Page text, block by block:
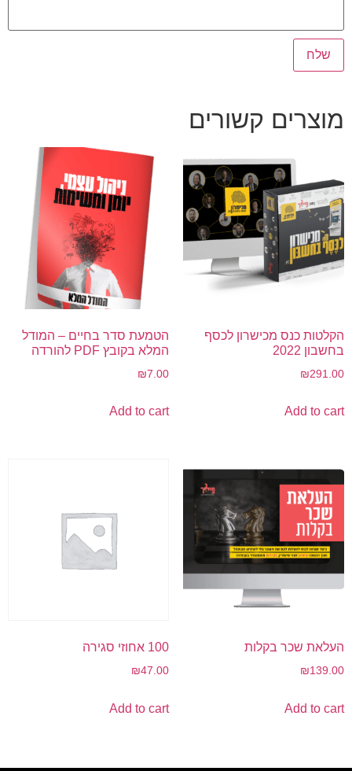
מוצרים קשורים
הקלטות כנס מכישרון לכסף
בחשבון 2022
₪291.00
Add to cart
הטמעת סדר בחיים – המודל
המלא בקובץ PDF להורדה
₪7.00
Add to cart
העלאת שכר בקלות
₪139.00
Add to cart
100 אחוזי סגירה
₪47.00
Add to cart